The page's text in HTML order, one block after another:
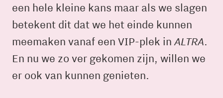
een hele kleine kans maar als we slagen
betekent dit dat we het einde kunnen
meemaken vanaf een VIP-plek in ALTRA.
En nu we zo ver gekomen zijn, willen we
er ook van kunnen genieten.